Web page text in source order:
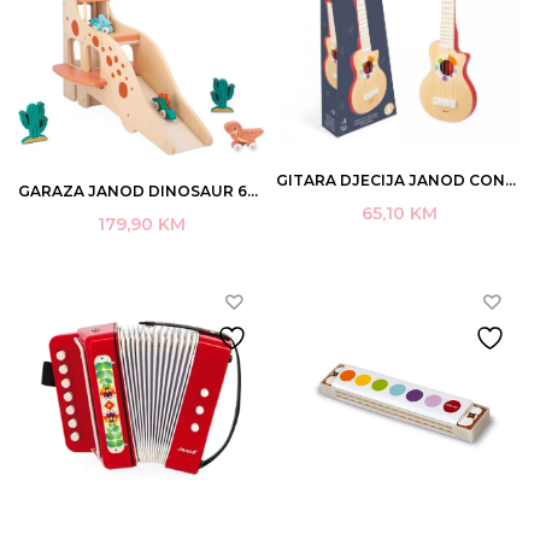
GARAZA JANOD DINOSAUR 60X23X50CM +2 DRVENA ART.J05835
179,90 KM
GITARA DJECIJA JANOD CONFETTI 17,4×2,4X54CM 3+ ART.J06744
65,10 KM